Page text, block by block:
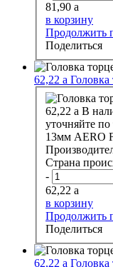
81,90 a
в корзину
Продолжить
Поделиться
62,22 a
62,22 a В
уточняйте
13мм AERO
Страна
-
62,22 a
в корзину
Продолжить
Поделиться
62,22 a